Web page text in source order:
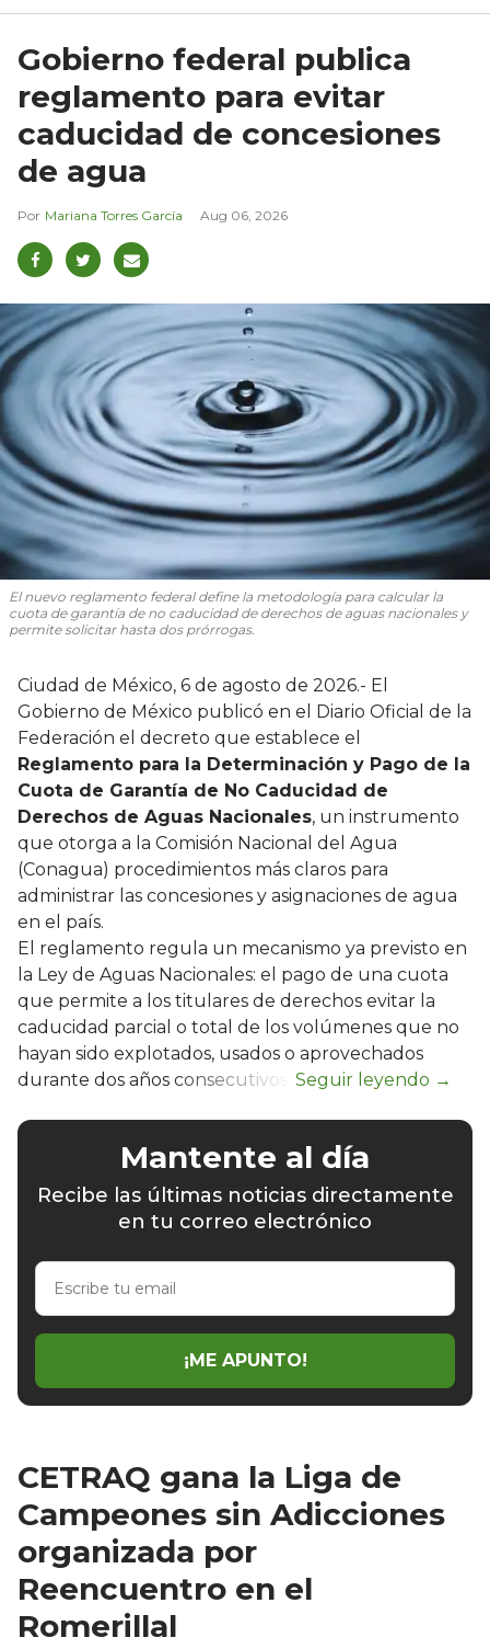
Gobierno federal publica
reglamento para evitar
caducidad de concesiones
de agua
Mariana Torres García Aug 06, 2026
El nuevo reglamento federal define la metodología para calcular la
cuota de garantía de no caducidad de derechos de aguas nacionales y
permite solicitar hasta dos prórrogas.
Ciudad de México, 6 de agosto de 2026.- El
Gobierno de México publicó en el Diario Oficial de la
Federación el decreto que establece el
Reglamento para la Determinación y Pago de la
Cuota de Garantía de No Caducidad de
Derechos de Aguas Nacionales, un instrumento
que otorga a la Comisión Nacional del Agua
(Conagua) procedimientos más claros para
administrar las concesiones y asignaciones de agua
en el país.
El reglamento regula un mecanismo ya previsto en
la Ley de Aguas Nacionales: el pago de una cuota
que permite a los titulares de derechos evitar la
caducidad parcial o total de los volúmenes que no
hayan sido explotados, usados o aprovechados
durante dos años consecutivos.
Mantente al día
Recibe las últimas noticias directamente
en tu correo electrónico
Escribe
email
¡ME APUNTO!
CETRAQ gana la Liga de
Campeones sin Adicciones
organizada por
Reencuentro en el
Romerillal